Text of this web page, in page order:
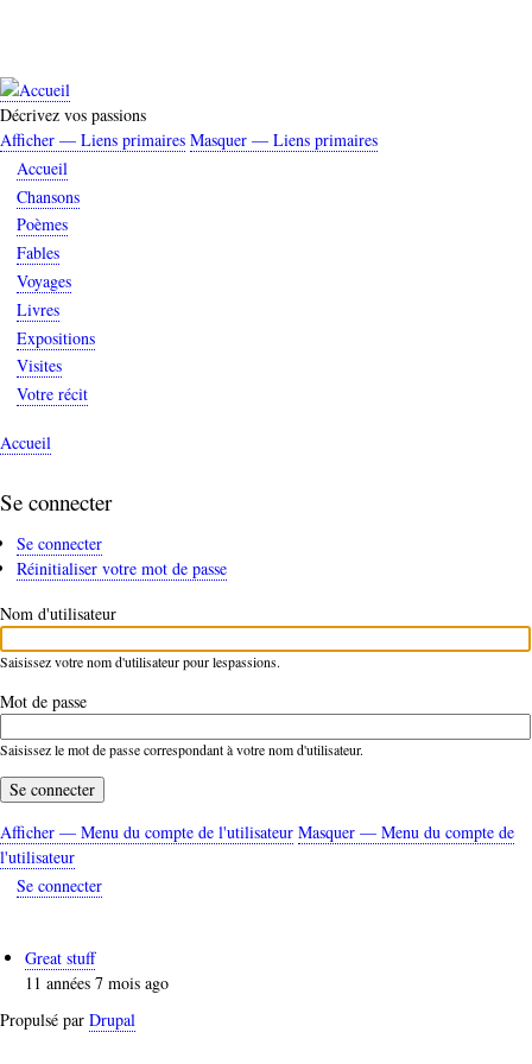
principal
Décrivez vos passions
Liens
primaires
Afficher — Liens primaires Masquer — Liens primaires
Accueil
Chansons
Poèmes
Fables
Voyages
Livres
Expositions
Visites
Votre récit
Fil
d'Ariane
Accueil
Se connecter
Onglets
Se connecter
actif)
Réinitialiser votre mot de passe
Nom d'utilisateur
Saisissez votre nom d'utilisateur pour lespassions.
Mot de passe
Saisissez le mot de passe correspondant à votre nom d'utilisateur.
Menu
du
l'utilisateur
Afficher — Menu du compte de l'utilisateur Masquer — Menu du compte de
l'utilisateur
Se connecter
Great stuff
11 années 7 mois ago
Propulsé par Drupal